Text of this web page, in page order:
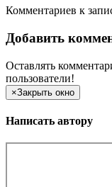
Комментариев к
Добавить
Оставлять
пользователи!
×Закрыть окно
Написать автору